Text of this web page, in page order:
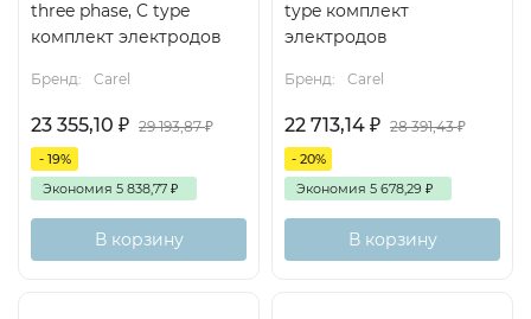
three phase, C type
комплект электродов
Бренд: Carel
23 355,10 ₽ 29 193,87₽
- 19%
Экономия 5 838,77 ₽
В корзину
type комплект
электродов
Бренд: Carel
22 713,14 ₽ 28 391,43₽
- 20%
Экономия 5 678,29 ₽
В корзину